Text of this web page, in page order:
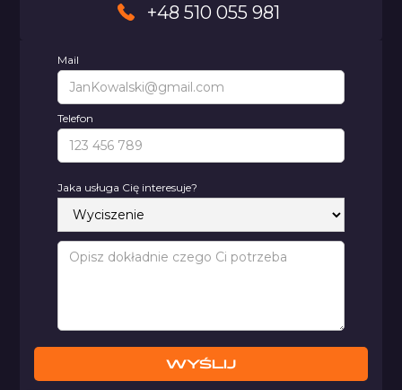
+48 510 055 981
Mail
Telefon
Jaka usługa Cię interesuje?